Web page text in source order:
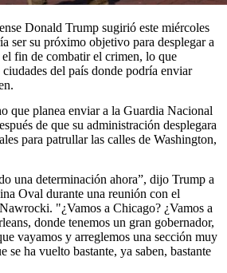
Donald Trump sugirió este miércoles
ser su próximo objetivo para desplegar a
fin de combatir el crimen, lo que
del país donde podría enviar
que planea enviar a la Guardia Nacional
de que su administración desplegara
para patrullar las calles de Washington,
una determinación ahora”, dijo Trump a
Oval durante una reunión con el
"¿Vamos a Chicago? ¿Vamos a
donde tenemos un gran gobernador,
vayamos y arreglemos una sección muy
se ha vuelto bastante, ya saben, bastante